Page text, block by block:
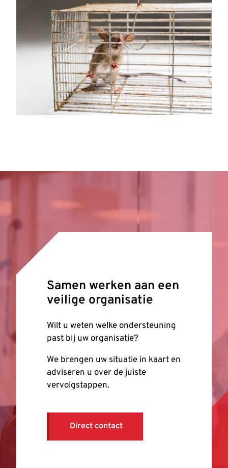
Samen werken aan een
veilige organisatie
Wilt u weten welke ondersteuning
past bij uw organisatie?
We brengen uw situatie in kaart en
adviseren u over de juiste
vervolgstappen.
Direct contact